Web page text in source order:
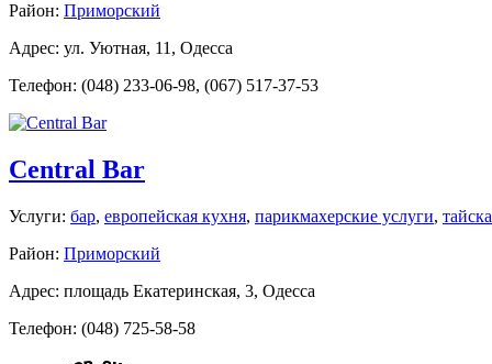
Район: Приморский
Адрес: ул. Уютная, 11, Одесса
Телефон: (048) 233-06-98, (067) 517-37-53
Central Bar
Услуги: бар, европейская кухня, парикмахерские услуги,
Район: Приморский
Адрес: площадь Екатеринская, 3, Одесса
Телефон: (048) 725-58-58